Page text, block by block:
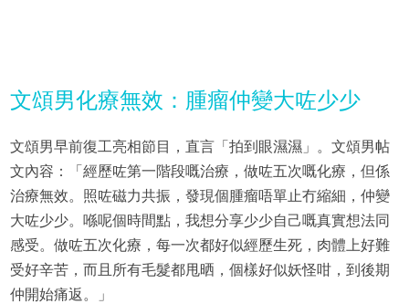
文頌男化療無效：腫瘤仲變大咗少少
文頌男早前復工亮相節目，直言「拍到眼濕濕」。文頌男帖
文內容：「經歷咗第一階段嘅治療，做咗五次嘅化療，但係
治療無效。照咗磁力共振，發現個腫瘤唔單止冇縮細，仲變
大咗少少。喺呢個時間點，我想分享少少自己嘅真實想法同
感受。做咗五次化療，每一次都好似經歷生死，肉體上好難
受好辛苦，而且所有毛髮都甩晒，個樣好似妖怪咁，到後期
仲開始痛返。」